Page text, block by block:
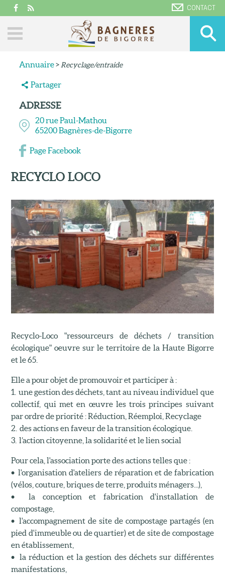
CONTACT
Annuaire> Recyclage/entraide
Partager
ADRESSE
20 rue Paul-Mathou
65200Bagnères-de-Bigorre
Page Facebook
RECYCLO LOCO
Recyclo-Loco "ressourceurs de déchets / transition
écologique" oeuvre sur le territoire de la Haute Bigorre
et le 65.
Elle a pour objet de promouvoir et participer à :
1. une gestion des déchets, tant au niveau individuel que
collectif, qui met en œuvre les trois principes suivant
par ordre de priorité : Réduction, Réemploi, Recyclage
2. des actions en faveur de la transition écologique.
3. l’action citoyenne, la solidarité et le lien social
Pour cela, l'association porte des actions telles que :
• l'organisation d'ateliers de réparation et de fabrication
(vélos, couture, briques de terre, produits ménagers...),
• la conception et fabrication d'installation de
compostage,
• l'accompagnement de site de compostage partagés (en
pied d'immeuble ou de quartier) et de site de compostage
en établissement,
• la réduction et la gestion des déchets sur différentes
manifestations,